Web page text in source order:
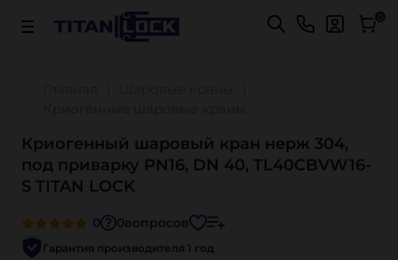
Важно! Для оплаты заказов Подробнее 0
Криогенный шаровый кран нерж 304,
под приварку PN16, DN 40, TL40CBVW16-
S TITAN LOCK
0 0вопросов
Гарантия производителя 1 год